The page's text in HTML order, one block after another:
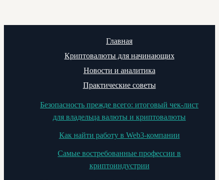
Главная
Криптовалюты для начинающих
Новости и аналитика
Практические советы
Безопасность прежде всего: итоговый чек-лист
для владельца валюты и криптовалюты
Как найти работу в Web3-компании
Самые востребованные профессии в
криптоиндустрии